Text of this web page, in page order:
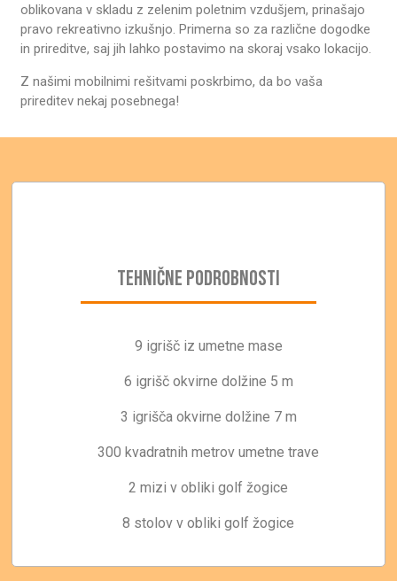
oblikovana v skladu z zelenim poletnim vzdušjem, prinašajo
pravo rekreativno izkušnjo. Primerna so za različne dogodke
in prireditve, saj jih lahko postavimo na skoraj vsako lokacijo.
Z našimi mobilnimi rešitvami poskrbimo, da bo vaša
prireditev nekaj posebnega!
TEHNIČNE PODROBNOSTI
9 igrišč iz umetne mase
6 igrišč okvirne dolžine 5 m
3 igrišča okvirne dolžine 7 m
300 kvadratnih metrov umetne trave
2 mizi v obliki golf žogice
8 stolov v obliki golf žogice